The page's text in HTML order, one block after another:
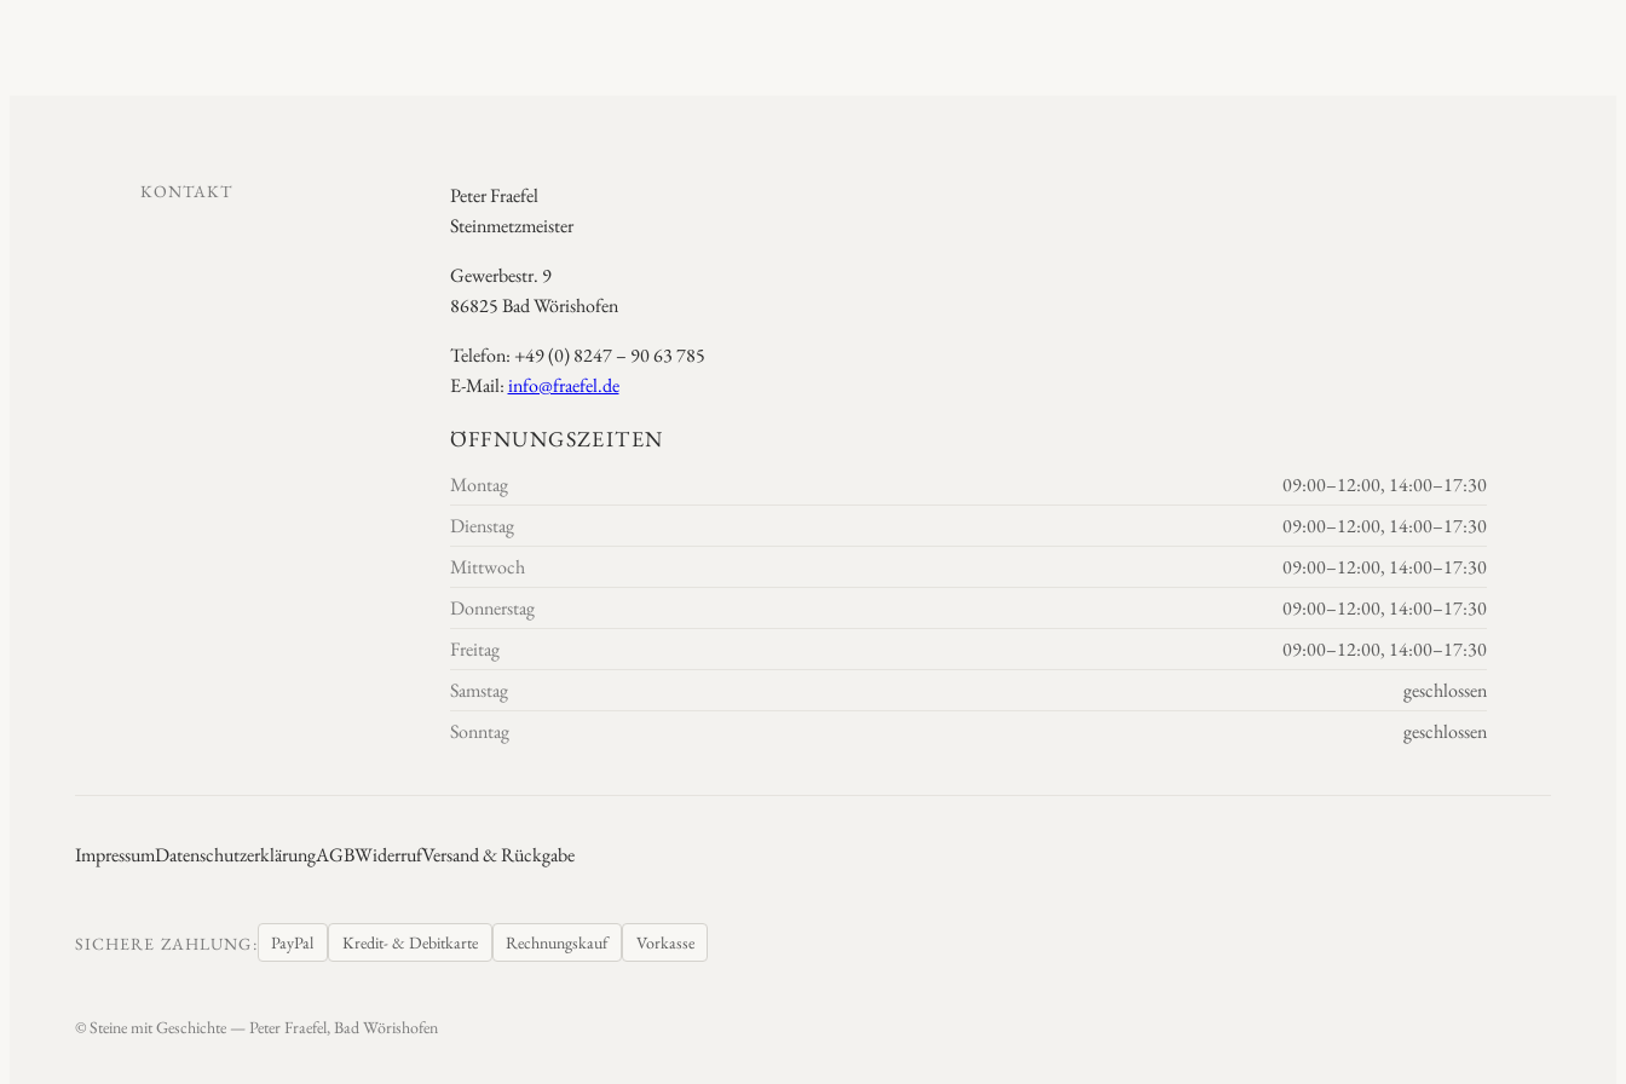
KONTAKT
Peter Fraefel
Steinmetzmeister
Gewerbestr. 9
86825 Bad Wörishofen
Telefon: +49 (0) 8247 – 90 63 785
E-Mail:info@fraefel.de
ÖFFNUNGSZEITEN
Montag
09:00–12:00, 14:00–17:30
Dienstag
09:00–12:00, 14:00–17:30
Mittwoch
09:00–12:00, 14:00–17:30
Donnerstag
09:00–12:00, 14:00–17:30
Freitag
09:00–12:00, 14:00–17:30
Samstag
geschlossen
Sonntag
geschlossen
ImpressumDatenschutzerklärungAGBWiderrufVersand & Rückgabe
SICHERE ZAHLUNG: PayPal Kredit- & Debitkarte Rechnungskauf Vorkasse
© Steine mit Geschichte — Peter Fraefel, Bad Wörishofen